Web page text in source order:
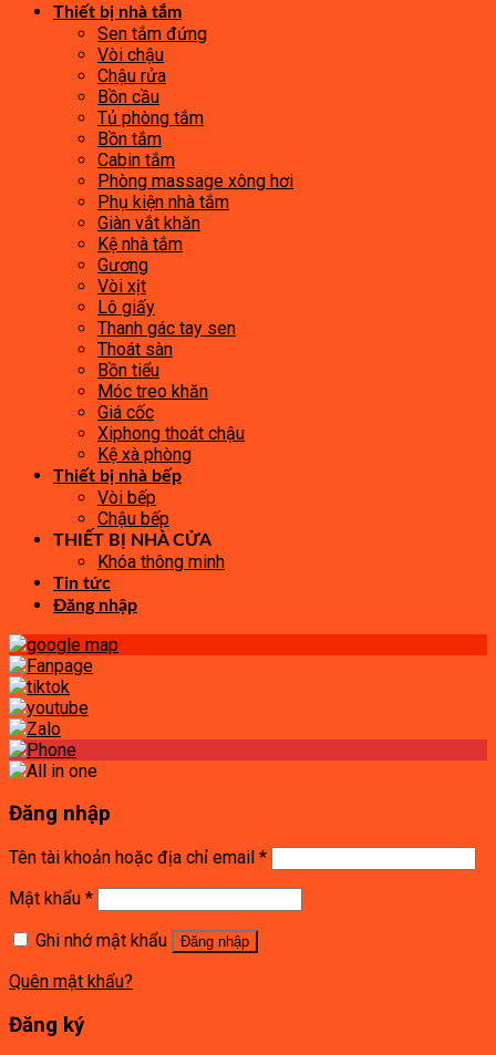
Thiết bị nhà tắm
Sen tắm đứng
Vòi chậu
Chậu rửa
Bồn cầu
Tủ phòng tắm
Bồn tắm
Cabin tắm
Phòng massage xông hơi
Phụ kiện nhà tắm
Giàn vắt khăn
Kệ nhà tắm
Gương
Vòi xịt
Lô giấy
Thanh gác tay sen
Thoát sàn
Bồn tiểu
Móc treo khăn
Giá cốc
Xiphong thoát chậu
Kệ xà phòng
Thiết bị nhà bếp
Vòi bếp
Chậu bếp
THIẾT BỊ NHÀ CỬA
Khóa thông minh
Tin tức
Đăng nhập
Đăng nhập
Tên tài khoản hoặc địa chỉ email *
Mật khẩu *
Ghi nhớ mật khẩu
Đăng nhập
Quên mật khẩu?
Đăng ký